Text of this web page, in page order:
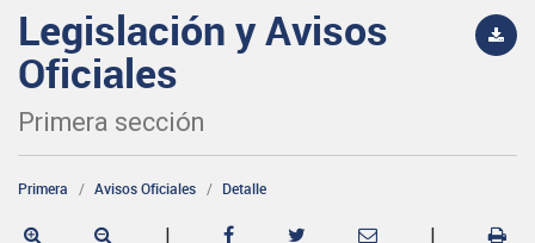
Legislación y Avisos
Oficiales
Primera sección
Primera Avisos Oficiales Detalle
| |